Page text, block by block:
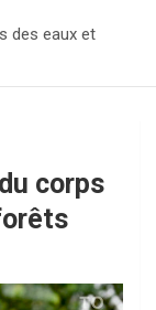
des eaux et
corps